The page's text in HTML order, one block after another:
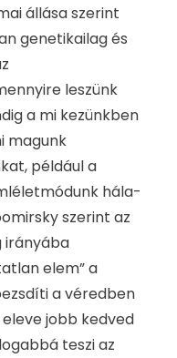
állása szerint
genetikailag és
leszünk
a mi kezünkben
magunk
például a
hála-
szerint az
irányába
elem” a
a véredben
jobb kedved
teszi az